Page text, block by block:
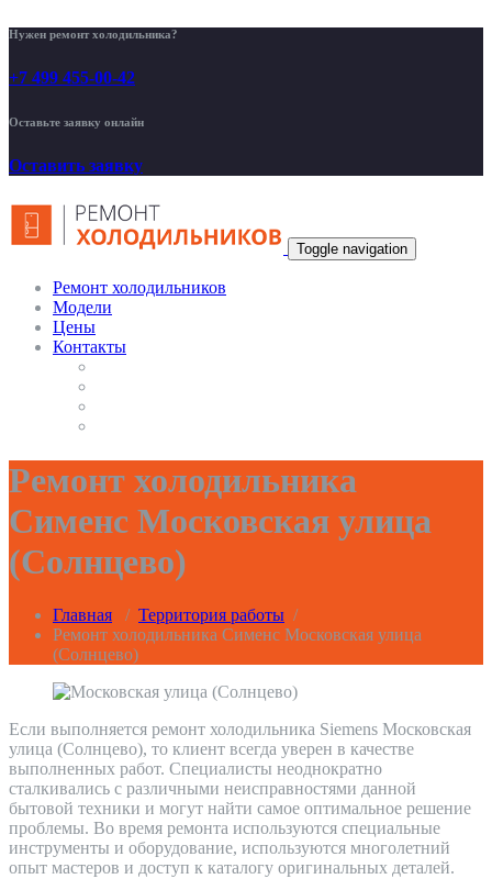
Нужен ремонт холодильника?
+7 499 455-00-42
Оставьте заявку онлайн
Оставить заявку
Toggle navigation
Ремонт холодильников
Модели
Цены
Контакты
Ремонт холодильника
Сименс Московская улица
(Солнцево)
Главная / Территория работы /
Ремонт холодильника Сименс Московская улица
(Солнцево)
Если выполняется ремонт холодильника Siemens Московская
улица (Солнцево), то клиент всегда уверен в качестве
выполненных работ. Специалисты неоднократно
сталкивались с различными неисправностями данной
бытовой техники и могут найти самое оптимальное решение
проблемы. Во время ремонта используются специальные
инструменты и оборудование, используются многолетний
опыт мастеров и доступ к каталогу оригинальных деталей.